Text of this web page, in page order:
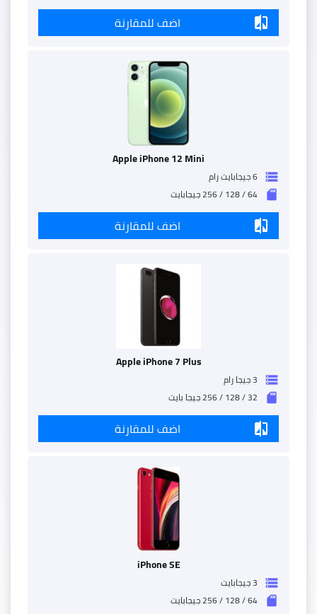
compare اضف للمقارنة
Apple iPhone 12 Mini
storage 6 جيجابايت رام
sd_storage 64 / 128 / 256 جيجابايت
compare اضف للمقارنة
Apple iPhone 7 Plus
storage 3 جيجا رام
sd_storage 32 / 128 / 256 جيجا بايت
compare اضف للمقارنة
iPhone SE
storage 3 جيجابايت
sd_storage 64 / 128 / 256 جيجابايت